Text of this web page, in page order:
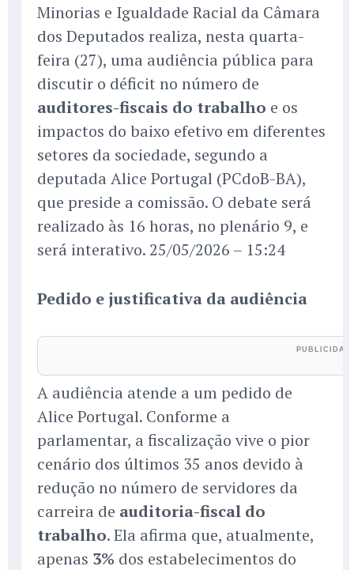
Minorias e Igualdade Racial da Câmara
dos Deputados realiza, nesta quarta-
feira (27), uma audiência pública para
discutir o déficit no número de
auditores-fiscais do trabalho e os
impactos do baixo efetivo em diferentes
setores da sociedade, segundo a
deputada Alice Portugal (PCdoB-BA),
que preside a comissão. O debate será
realizado às 16 horas, no plenário 9, e
será interativo. 25/05/2026 – 15:24
Pedido e justificativa da audiência
A audiência atende a um pedido de
Alice Portugal. Conforme a
parlamentar, a fiscalização vive o pior
cenário dos últimos 35 anos devido à
redução no número de servidores da
carreira de auditoria-fiscal do
trabalho. Ela afirma que, atualmente,
apenas 3% dos estabelecimentos do